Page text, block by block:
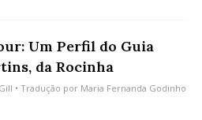
Um Perfil do Guia
da Rocinha
• Tradução por Maria Fernanda Godinho